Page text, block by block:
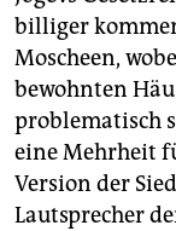
billiger
Moscheen,
bewohnten
problematisch
eine Mehrheit
Version der
Lautsprecher